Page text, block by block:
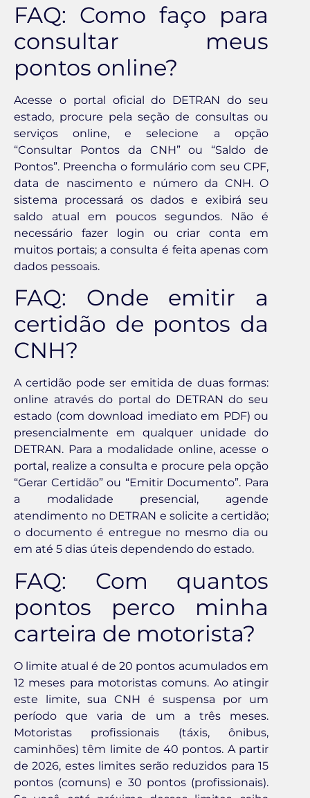
FAQ: Como faço para
consultar meus
pontos online?
Acesse o portal oficial do DETRAN do seu
estado, procure pela seção de consultas ou
serviços online, e selecione a opção
“Consultar Pontos da CNH” ou “Saldo de
Pontos”. Preencha o formulário com seu CPF,
data de nascimento e número da CNH. O
sistema processará os dados e exibirá seu
saldo atual em poucos segundos. Não é
necessário fazer login ou criar conta em
muitos portais; a consulta é feita apenas com
dados pessoais.
FAQ: Onde emitir a
certidão de pontos da
CNH?
A certidão pode ser emitida de duas formas:
online através do portal do DETRAN do seu
estado (com download imediato em PDF) ou
presencialmente em qualquer unidade do
DETRAN. Para a modalidade online, acesse o
portal, realize a consulta e procure pela opção
“Gerar Certidão” ou “Emitir Documento”. Para
a modalidade presencial, agende
atendimento no DETRAN e solicite a certidão;
o documento é entregue no mesmo dia ou
em até 5 dias úteis dependendo do estado.
FAQ: Com quantos
pontos perco minha
carteira de motorista?
O limite atual é de 20 pontos acumulados em
12 meses para motoristas comuns. Ao atingir
este limite, sua CNH é suspensa por um
período que varia de um a três meses.
Motoristas profissionais (táxis, ônibus,
caminhões) têm limite de 40 pontos. A partir
de 2026, estes limites serão reduzidos para 15
pontos (comuns) e 30 pontos (profissionais).